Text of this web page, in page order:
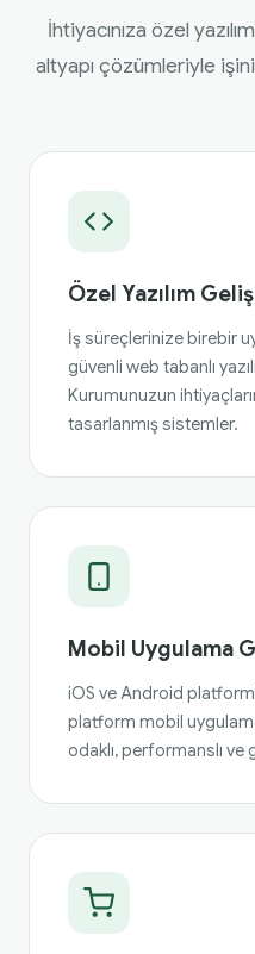
İhtiyacınıza özel
altyapı çözümleriyle
Özel Yazılım
İş süreçlerinize birebir
güvenli web tabanlı
Kurumunuzun
tasarlanmış sistemler.
Mobil Uygulama
iOS ve Android
platform mobil
odaklı, performanslı